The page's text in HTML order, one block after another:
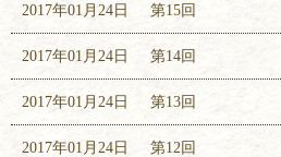
2017年01月24日 第15回
2017年01月24日 第14回
2017年01月24日 第13回
2017年01月24日 第12回